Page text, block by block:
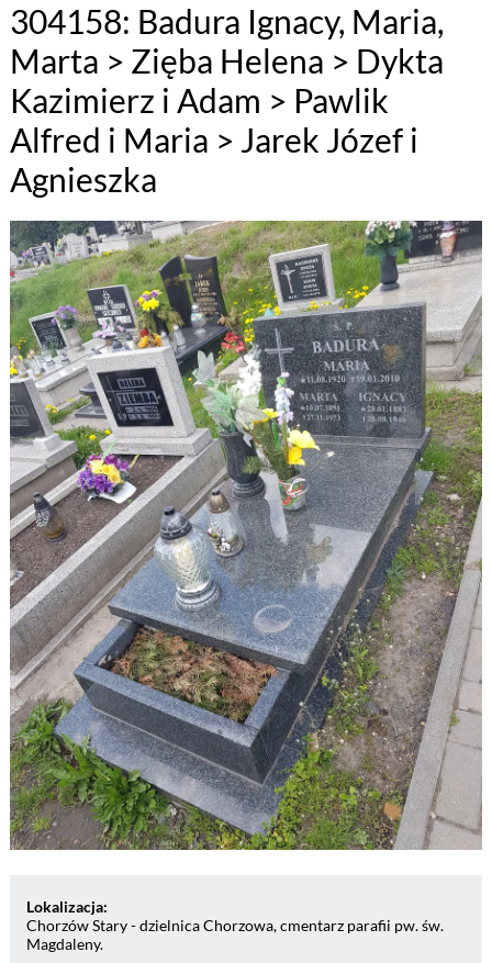
304158: Badura Ignacy, Maria,
Marta > Zięba Helena > Dykta
Kazimierz i Adam > Pawlik
Alfred i Maria > Jarek Józef i
Agnieszka
Lokalizacja:
Chorzów Stary - dzielnica Chorzowa, cmentarz parafii pw. św.
Magdaleny.